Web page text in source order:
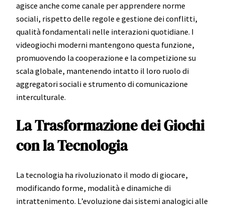
agisce anche come canale per apprendere norme
sociali, rispetto delle regole e gestione dei conflitti,
qualità fondamentali nelle interazioni quotidiane. I
videogiochi moderni mantengono questa funzione,
promuovendo la cooperazione e la competizione su
scala globale, mantenendo intatto il loro ruolo di
aggregatori sociali e strumento di comunicazione
interculturale.
La Trasformazione dei Giochi
con la Tecnologia
La tecnologia ha rivoluzionato il modo di giocare,
modificando forme, modalità e dinamiche di
intrattenimento. L’evoluzione dai sistemi analogici alle